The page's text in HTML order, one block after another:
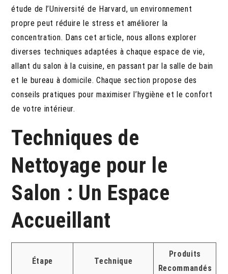
étude de l’Université de Harvard, un environnement
propre peut réduire le stress et améliorer la
concentration. Dans cet article, nous allons explorer
diverses techniques adaptées à chaque espace de vie,
allant du salon à la cuisine, en passant par la salle de bain
et le bureau à domicile. Chaque section propose des
conseils pratiques pour maximiser l’hygiène et le confort
de votre intérieur.
Techniques de
Nettoyage pour le
Salon : Un Espace
Accueillant
Étape Technique
Produits
Recommandés